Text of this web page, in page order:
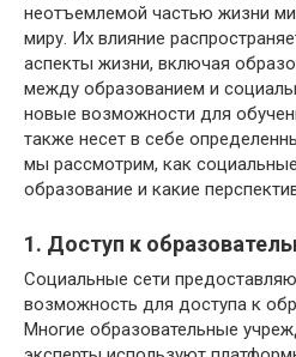
неотъемлемой частью жизни
миру. Их влияние
аспекты жизни, включая
между образованием и
новые возможности для
также несет в себе
мы рассмотрим, как
образование и какие
1. Доступ к
Социальные сети
возможность для доступа к
Многие образовательные